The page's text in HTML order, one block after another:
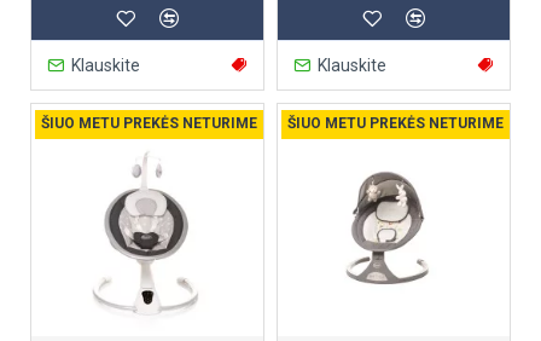
Klauskite Klauskite
ŠIUO METU PREKĖS NETURIME ŠIUO METU PREKĖS NETURIME